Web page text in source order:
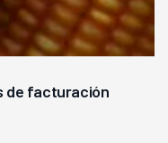
de facturación